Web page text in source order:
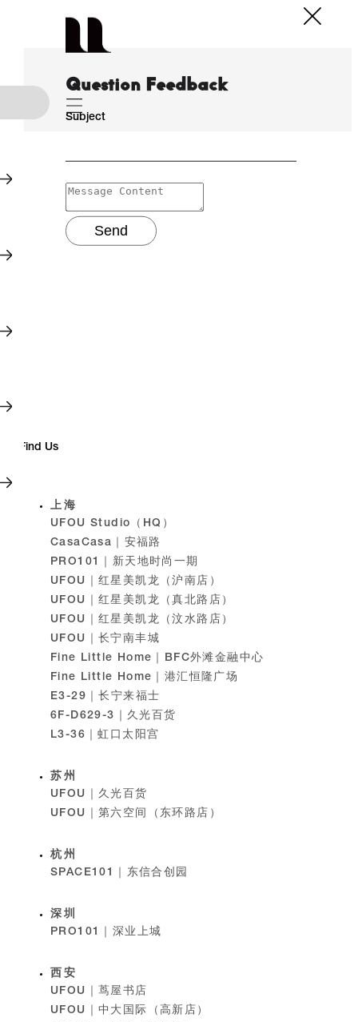
Question Feedback
Subject
Send
上海
UFOU Studio（HQ）
CasaCasa｜安福路
PRO101｜新天地时尚一期
UFOU｜红星美凯龙（沪南店）
UFOU｜红星美凯龙（真北路店）
UFOU｜红星美凯龙（汶水路店）
UFOU｜长宁南丰城
Fine Little Home｜BFC外滩金融中心
Fine Little Home｜港汇恒隆广场
E3-29｜长宁来福士
6F-D629-3｜久光百货
L3-36｜虹口太阳宫
苏州
UFOU｜久光百货
UFOU｜第六空间（东环路店）
杭州
SPACE101｜东信合创园
深圳
PRO101｜深业上城
西安
UFOU｜茑屋书店
UFOU｜中大国际（高新店）